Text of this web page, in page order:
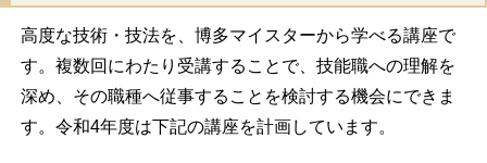
高度な技術・技法を、博多マイスターから学べる講座で
す。複数回にわたり受講することで、技能職への理解を
深め、その職種へ従事することを検討する機会にできま
す。令和4年度は下記の講座を計画しています。